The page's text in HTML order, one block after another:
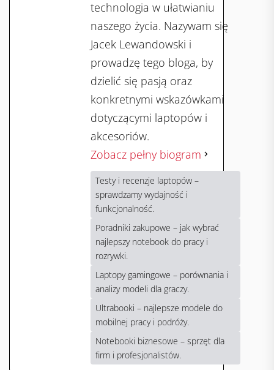
technologia w ułatwianiu
naszego życia. Nazywam się
Jacek Lewandowski i
prowadzę tego bloga, by
dzielić się pasją oraz
konkretnymi wskazówkami
dotyczącymi laptopów i
akcesoriów.
Zobacz pełny biogram
Testy i recenzje laptopów –
sprawdzamy wydajność i
funkcjonalność.
Poradniki zakupowe – jak wybrać
najlepszy notebook do pracy i
rozrywki.
Laptopy gamingowe – porównania i
analizy modeli dla graczy.
Ultrabooki – najlepsze modele do
mobilnej pracy i podróży.
Notebooki biznesowe – sprzęt dla
firm i profesjonalistów.